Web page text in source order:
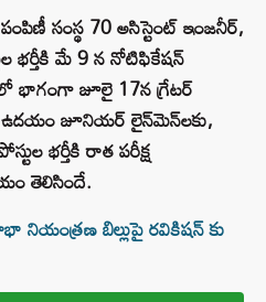
సంస్థ 70 అసిస్టెంట్‌ ఇంజనీర్‌,
భర్తీకి మే 9 న నోటిఫికేషన్‌
భాగంగా జూలై 17న గ్రేటర్‌
జూనియర్‌ లైన్‌మెన్‌లకు,
భర్తీకి రాత పరీక్ష
తెలిసిందే.
నియంత్రణ బిల్లుపై రవికిషన్ కు